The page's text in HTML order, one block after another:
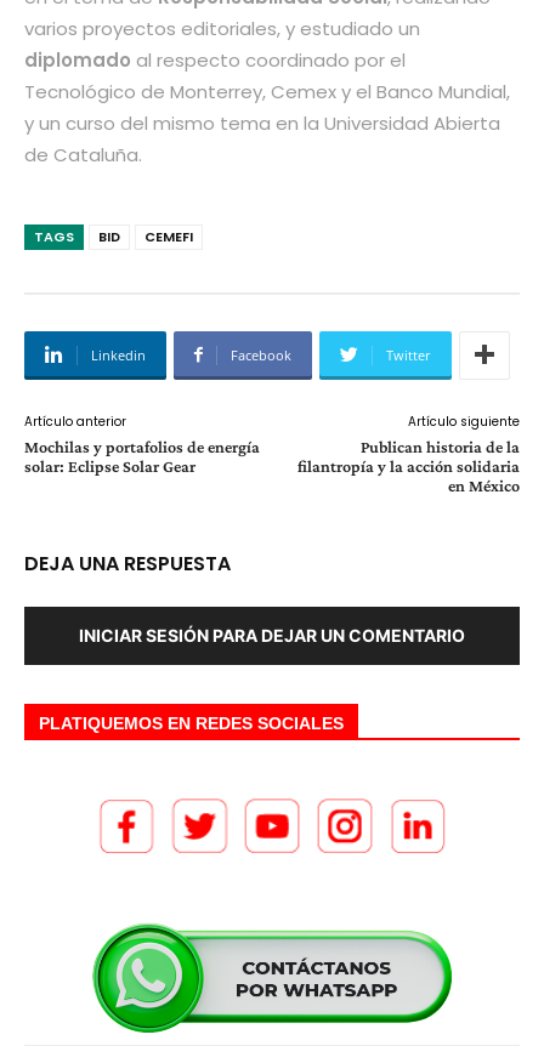
varios proyectos editoriales, y estudiado un
diplomado al respecto coordinado por el
Tecnológico de Monterrey, Cemex y el Banco Mundial,
y un curso del mismo tema en la Universidad Abierta
de Cataluña.
TAGS BID CEMEFI
Linkedin Facebook Twitter
Artículo anterior
Mochilas y portafolios de energía
solar: Eclipse Solar Gear
Artículo siguiente
Publican historia de la
filantropía y la acción solidaria
en México
DEJA UNA RESPUESTA
INICIAR SESIÓN PARA DEJAR UN COMENTARIO
PLATIQUEMOS EN REDES SOCIALES